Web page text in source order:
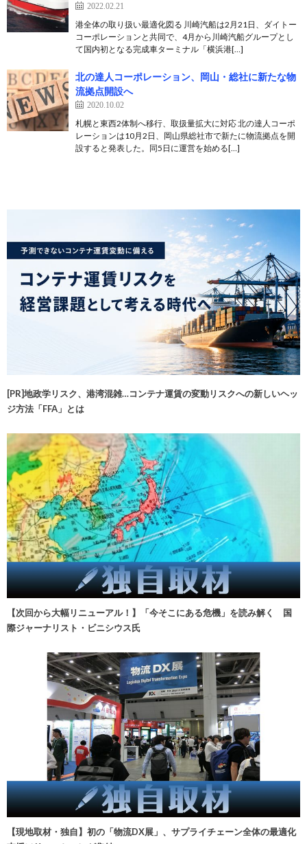
2022.02.21
港全体の取り扱い最適化図る 川崎汽船は2月21日、ダイトー
コーポレーションと共同で、4月から川崎汽船グループとし
て国内初となる完成車ターミナル「横浜港[…]
北の達人コーポレーション、岡山・総社に新たな物
流拠点開設へ
2020.10.02
札幌と東西2体制へ移行、取扱量拡大に対応 北の達人コーポ
レーションは10月2日、岡山県総社市で新たに物流拠点を開
設すると発表した。同5日に運営を始める[…]
[PR]地政学リスク、港湾混雑…コンテナ運賃の変動リスクへの新しいヘッ
ジ方法「FFA」とは
【次回から大幅リニューアル！】「今そこにある危機」を読み解く 国
際ジャーナリスト・ビニシウス氏
【現地取材・独自】初の「物流DX展」、サプライチェーン全体の最適化